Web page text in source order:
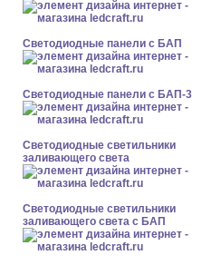
Cветодиодные панели с БАП
Cветодиодные панели с БАП-3
Светодиодные светильники
заливающего света
Светодиодные светильники
заливающего света с БАП